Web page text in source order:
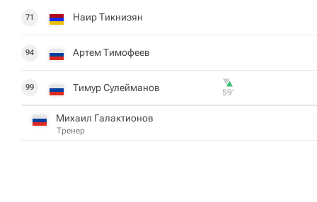
71 Наир Тикнизян
94 Артем Тимофеев
99 Тимур Сулейманов 59‎’‎
Михаил Галактионов
Тренер